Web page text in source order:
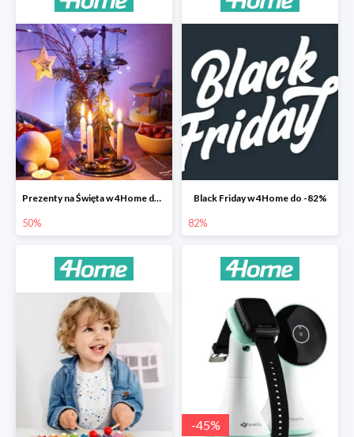
Prezenty na Święta w 4Home do -50%
50%
Black Friday w 4Home do -82%
82%
-45%